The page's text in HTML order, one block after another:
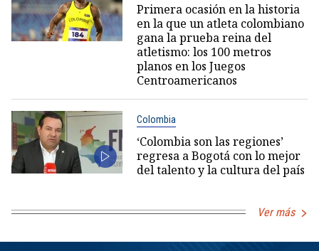
Primera ocasión en la historia
en la que un atleta colombiano
gana la prueba reina del
atletismo: los 100 metros
planos en los Juegos
Centroamericanos
Colombia
‘Colombia son las regiones’
regresa a Bogotá con lo mejor
del talento y la cultura del país
Ver más